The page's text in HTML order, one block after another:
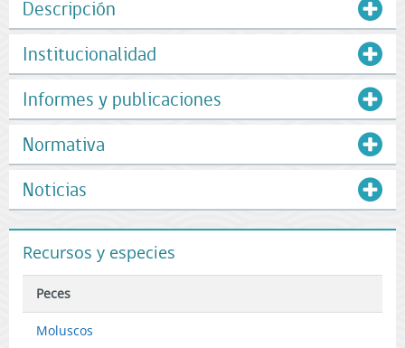
Descripción
Institucionalidad
Informes y publicaciones
Normativa
Noticias
Recursos y especies
Peces
Moluscos